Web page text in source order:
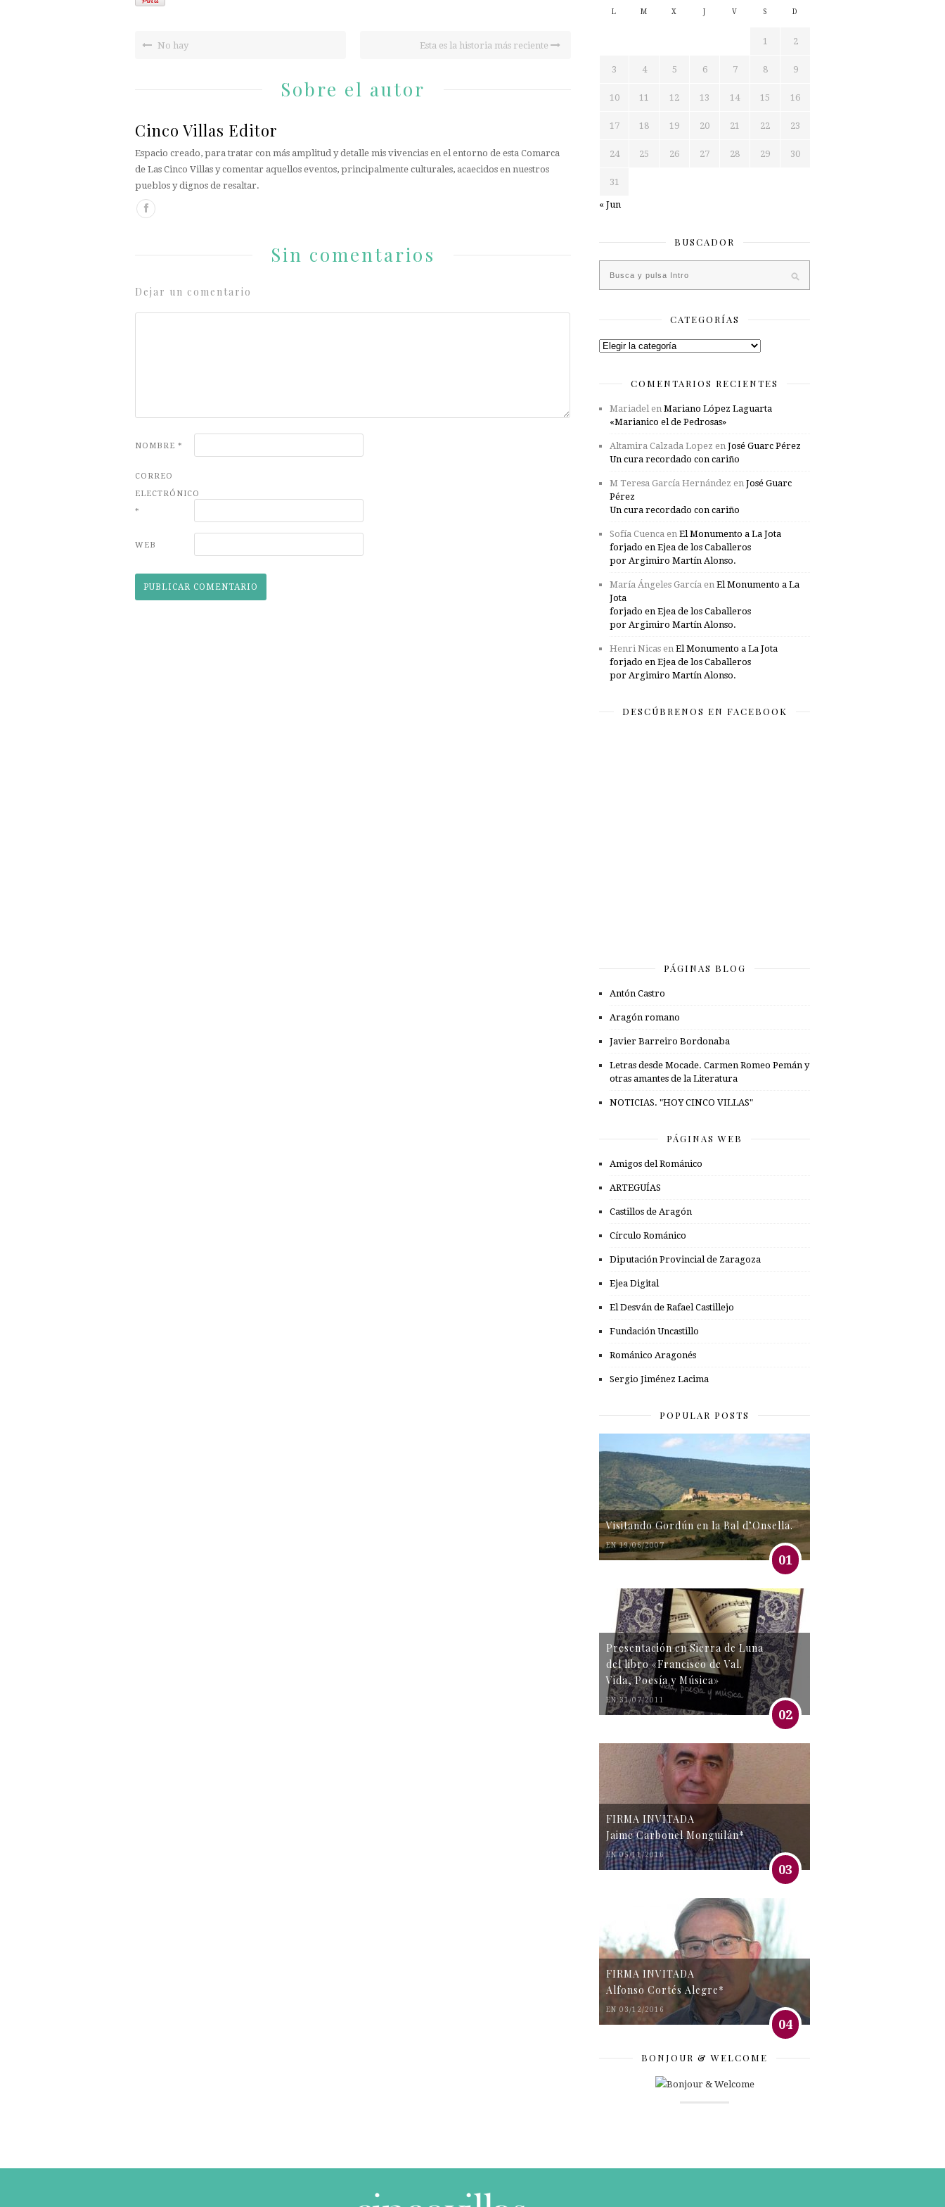
No hay Esta es la historia más reciente
Sobre el autor
Cinco Villas Editor
Espacio creado, para tratar con más amplitud y detalle mis vivencias en el entorno de esta Comarca
de Las Cinco Villas y comentar aquellos eventos, principalmente culturales, acaecidos en nuestros
pueblos y dignos de resaltar.
Sin comentarios
Dejar un comentario
NOMBRE *
CORREO
ELECTRÓNICO
*
WEB
L M X J V S D
1 2
3 4 5 6 7 8 9
10 11 12 13 14 15 16
17 18 19 20 21 22 23
24 25 26 27 28 29 30
31
« Jun
BUSCADOR
CATEGORÍAS
Categorías
COMENTARIOS RECIENTES
Mariadelen Mariano López Laguarta
«Marianico el de Pedrosas»
Altamira Calzada Lopez en José Guarc Pérez
Un cura recordado con cariño
M Teresa García Hernández en José Guarc
Pérez
Un cura recordado con cariño
Sofía Cuenca en El Monumento a La Jota
forjado en Ejea de los Caballeros
por Argimiro Martín Alonso.
María Ángeles García en El Monumento a La
Jota
forjado en Ejea de los Caballeros
por Argimiro Martín Alonso.
Henri Nicas en El Monumento a La Jota
forjado en Ejea de los Caballeros
por Argimiro Martín Alonso.
DESCÚBRENOS EN FACEBOOK
PÁGINAS BLOG
Antón Castro
Aragón romano
Javier Barreiro Bordonaba
Letras desde Mocade. Carmen Romeo Pemán y
otras amantes de la Literatura
NOTICIAS. "HOY CINCO VILLAS"
PÁGINAS WEB
Amigos del Románico
ARTEGUÍAS
Castillos de Aragón
Círculo Románico
Diputación Provincial de Zaragoza
Ejea Digital
El Desván de Rafael Castillejo
Fundación Uncastillo
Románico Aragonés
Sergio Jiménez Lacima
POPULAR POSTS
Visitando Gordún en la Bal d’Onsella.
EN 19/06/2007
01
Presentación en Sierra de Luna
del libro «Francisco de Val.
Vida, Poesía y Música»
EN 31/07/2011
02
FIRMA INVITADA
Jaime Carbonel Monguilán*
EN 05/11/2016
03
FIRMA INVITADA
Alfonso Cortés Alegre*
EN 03/12/2016
04
BONJOUR & WELCOME